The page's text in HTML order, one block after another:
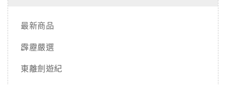
最新商品
霹靂嚴選
東離劍遊紀